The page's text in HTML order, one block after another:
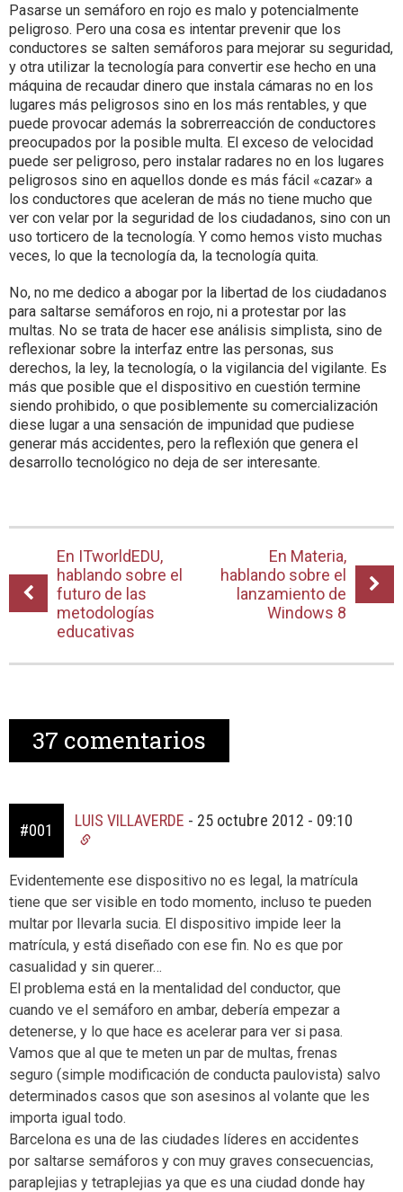
Pasarse un semáforo en rojo es malo y potencialmente
peligroso. Pero una cosa es intentar prevenir que los
conductores se salten semáforos para mejorar su seguridad,
y otra utilizar la tecnología para convertir ese hecho en una
máquina de recaudar dinero que instala cámaras no en los
lugares más peligrosos sino en los más rentables, y que
puede provocar además la sobrerreacción de conductores
preocupados por la posible multa. El exceso de velocidad
puede ser peligroso, pero instalar radares no en los lugares
peligrosos sino en aquellos donde es más fácil «cazar» a
los conductores que aceleran de más no tiene mucho que
ver con velar por la seguridad de los ciudadanos, sino con un
uso torticero de la tecnología. Y como hemos visto muchas
veces, lo que la tecnología da, la tecnología quita.
No, no me dedico a abogar por la libertad de los ciudadanos
para saltarse semáforos en rojo, ni a protestar por las
multas. No se trata de hacer ese análisis simplista, sino de
reflexionar sobre la interfaz entre las personas, sus
derechos, la ley, la tecnología, o la vigilancia del vigilante. Es
más que posible que el dispositivo en cuestión termine
siendo prohibido, o que posiblemente su comercialización
diese lugar a una sensación de impunidad que pudiese
generar más accidentes, pero la reflexión que genera el
desarrollo tecnológico no deja de ser interesante.
En ITworldEDU,
hablando sobre el
futuro de las
metodologías
educativas
En Materia,
hablando sobre el
lanzamiento de
Windows 8
37 comentarios
#001
LUIS VILLAVERDE - 25 octubre 2012 - 09:10
Evidentemente ese dispositivo no es legal, la matrícula
tiene que ser visible en todo momento, incluso te pueden
multar por llevarla sucia. El dispositivo impide leer la
matrícula, y está diseñado con ese fin. No es que por
casualidad y sin querer…
El problema está en la mentalidad del conductor, que
cuando ve el semáforo en ambar, debería empezar a
detenerse, y lo que hace es acelerar para ver si pasa.
Vamos que al que te meten un par de multas, frenas
seguro (simple modificación de conducta paulovista) salvo
determinados casos que son asesinos al volante que les
importa igual todo.
Barcelona es una de las ciudades líderes en accidentes
por saltarse semáforos y con muy graves consecuencias,
paraplejias y tetraplejias ya que es una ciudad donde hay